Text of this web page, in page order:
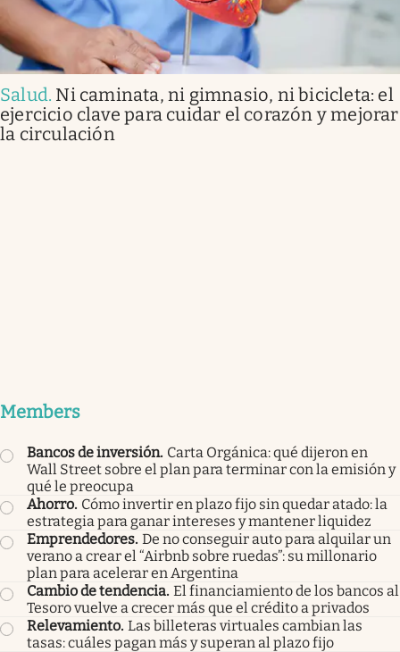
Salud. Ni caminata, ni gimnasio, ni bicicleta: el
ejercicio clave para cuidar el corazón y mejorar
la circulación
Members
Bancos de inversión. Carta Orgánica: qué dijeron en
Wall Street sobre el plan para terminar con la emisión y
qué le preocupa
Ahorro. Cómo invertir en plazo fijo sin quedar atado: la
estrategia para ganar intereses y mantener liquidez
Emprendedores. De no conseguir auto para alquilar un
verano a crear el “Airbnb sobre ruedas”: su millonario
plan para acelerar en Argentina
Cambio de tendencia. El financiamiento de los bancos al
Tesoro vuelve a crecer más que el crédito a privados
Relevamiento. Las billeteras virtuales cambian las
tasas: cuáles pagan más y superan al plazo fijo